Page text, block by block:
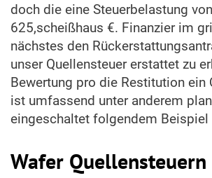
doch die eine Steuerbelastung von
625,scheißhaus €. Finanzier im
nächstes den
unser Quellensteuer erstattet zu
Bewertung pro die Restitution ein
ist umfassend unter anderem
eingeschaltet folgendem Beispiel
Wafer